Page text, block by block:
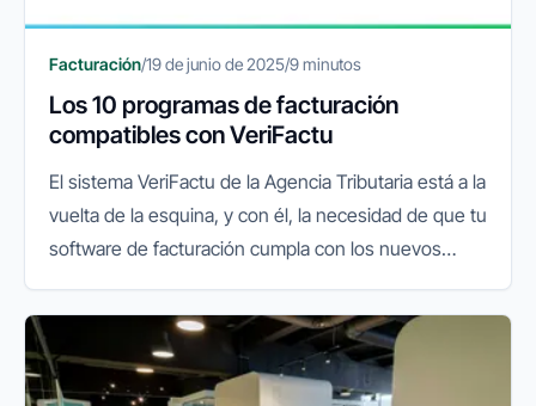
Facturación/19 de junio de 2025/9 minutos
Los 10 programas de facturación
compatibles con VeriFactu
El sistema VeriFactu de la Agencia Tributaria está a la
vuelta de la esquina, y con él, la necesidad de que tu
software de facturación cumpla con los nuevos
de los...